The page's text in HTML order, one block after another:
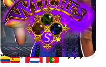
WITCHES SOUTH